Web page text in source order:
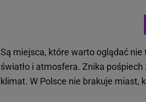
Są miejsca, które warto oglądać nie
światło i atmosfera. Znika
klimat. W Polsce nie brakuje